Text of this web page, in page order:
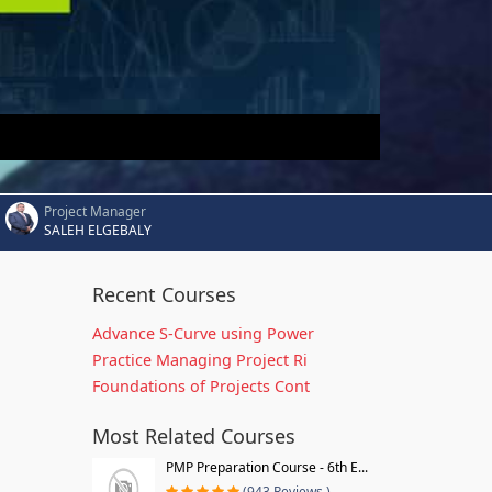
Project Manager
SALEH ELGEBALY
Recent Courses
Advance S-Curve using Power
Practice Managing Project Ri
Foundations of Projects Cont
Most Related Courses
PMP Preparation Course - 6th E...